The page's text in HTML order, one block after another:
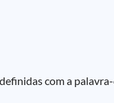
com a